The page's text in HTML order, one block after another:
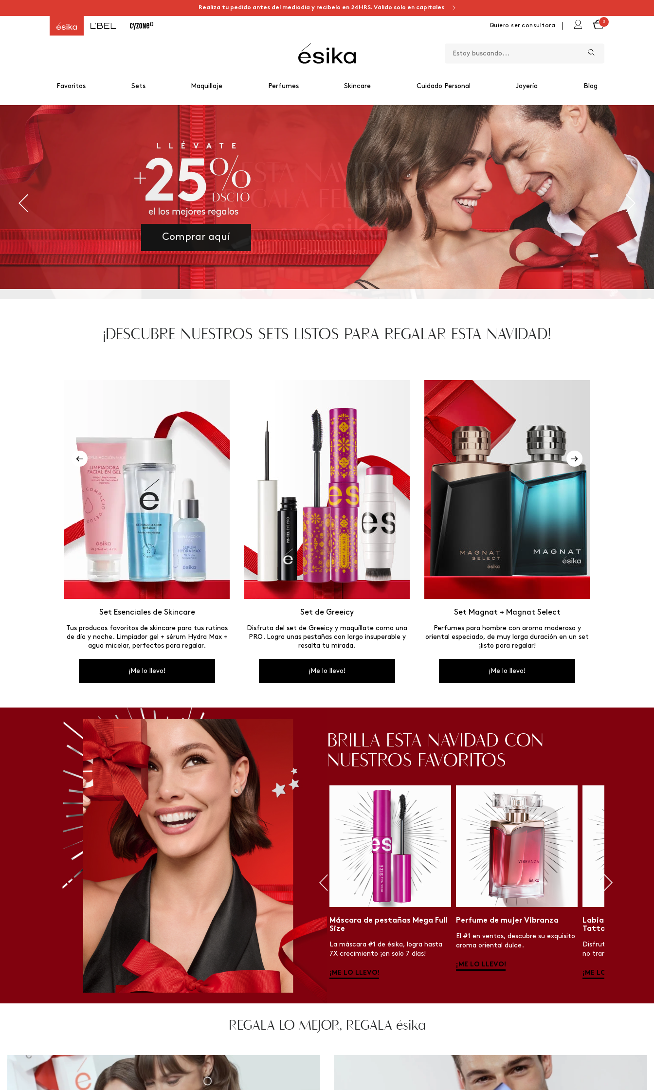
Realiza tu pedido antes del mediodía y recíbelo en 24HRS. Válido solo en capitales
Quiero ser consultora
0
Favoritos Sets Maquillaje Perfumes Skincare Cuidado Personal Joyería Blog
Comprar aquí
Comprar aquí
¡DESCUBRE NUESTROS SETS LISTOS PARA REGALAR ESTA NAVIDAD!
Set Esenciales de Skincare
Tus producos favoritos de skincare para tus rutinas
de día y noche. Limpiador gel + sérum Hydra Max +
agua micelar, perfectos para regalar.
¡Me lo llevo!
Set de Greeicy
Disfruta del set de Greeicy y maquíllate como una
PRO. Logra unas pestañas con largo insuperable y
resalta tu mirada.
¡Me lo llevo!
Set Magnat + Magnat Select
Perfumes para hombre con aroma maderoso y
oriental especiado, de muy larga duración en un set
¡listo para regalar!
¡Me lo llevo!
BRILLA ESTA NAVIDAD CON
NUESTROS FAVORITOS
Kalos Sport
Fragancia #1 de ésika, con aroma
herbal aromático de larga duración y
alta concentración.
¡ME LO LLEVO!
Delineador de ojos Eye PRO
Punta Plumón
Delineador de ojos líquido para un look
PRO.
¡ME LO LLEVO!
Máscara de pestañas Mega Full
Size
La máscara #1 de ésika, logra hasta
7X crecimiento ¡en solo 7 días!
¡ME LO LLEVO!
Perfume de mujer Vibranza
El #1 en ventas, descubre su exquisito
aroma oriental dulce.
¡ME LO LLEVO!
Labial líquido
Tattoo
Disfruta de 24H de
no transfer ¡a prueba
¡ME LO LLEVO!
REGALA LO MEJOR, REGALA ésika